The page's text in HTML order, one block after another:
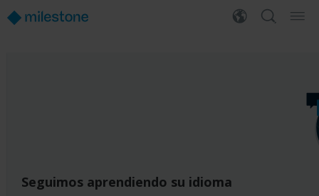
Seguimos aprendiendo su idioma